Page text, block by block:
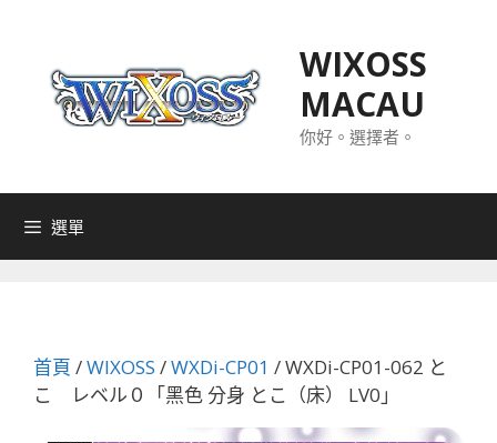
WIXOSS
MACAU
你好。選擇者。
選單
首頁 /WIXOSS /WXDi-CP01 / WXDi-CP01-062 と
こ レベル０「黑色 分身 とこ（床） LV0」